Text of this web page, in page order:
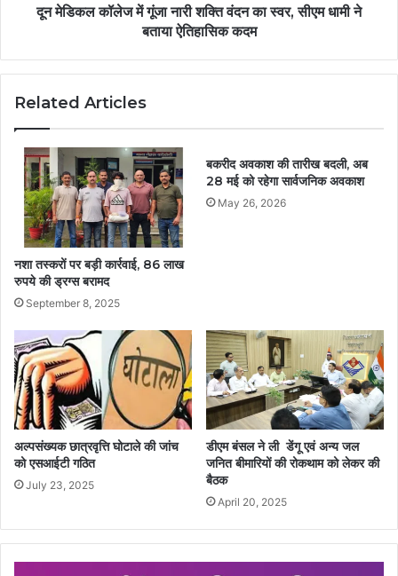
दून मेडिकल कॉलेज में गूंजा नारी शक्ति वंदन का स्वर, सीएम धामी ने
बताया ऐतिहासिक कदम
Related Articles
नशा तस्करों पर बड़ी कार्रवाई, 86 लाख
रुपये की ड्रग्स बरामद
September 8, 2025
बकरीद अवकाश की तारीख बदली, अब
28 मई को रहेगा सार्वजनिक अवकाश
May 26, 2026
अल्पसंख्यक छात्रवृत्ति घोटाले की जांच
को एसआईटी गठित
July 23, 2025
डीएम बंसल ने ली डेंगू एवं अन्य जल
जनित बीमारियों की रोकथाम को लेकर की
बैठक
April 20, 2025